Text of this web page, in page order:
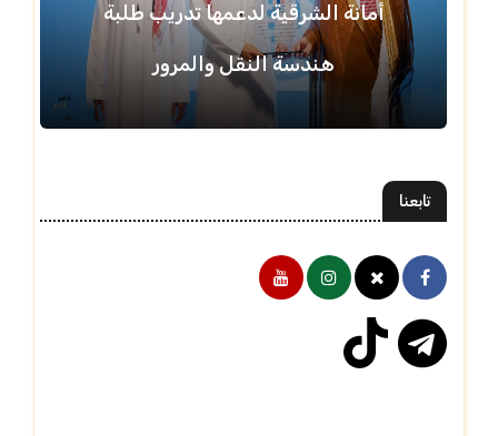
أمانة الشرقية لدعمها تدريب طلبة
هندسة النقل والمرور
تابعنا